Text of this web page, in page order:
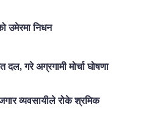
उमेरमा निधन
गरे अग्रगामी मोर्चा घोषणा
व्यवसायीले रोके श्रमिक